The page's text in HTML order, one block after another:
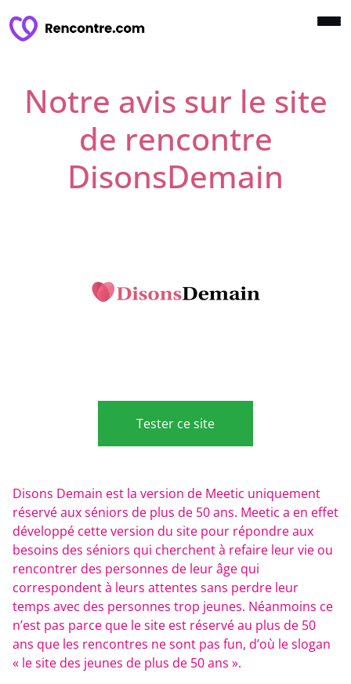
Notre avis sur le site
de rencontre
DisonsDemain
Tester ce site
Disons Demain est la version de Meetic uniquement
réservé aux séniors de plus de 50 ans. Meetic a en effet
développé cette version du site pour répondre aux
besoins des séniors qui cherchent à refaire leur vie ou
rencontrer des personnes de leur âge qui
correspondent à leurs attentes sans perdre leur
temps avec des personnes trop jeunes. Néanmoins ce
n’est pas parce que le site est réservé au plus de 50
ans que les rencontres ne sont pas fun, d’où le slogan
« le site des jeunes de plus de 50 ans ».